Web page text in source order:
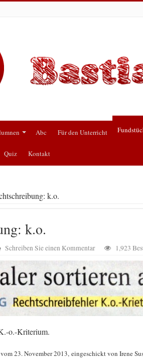
Abc Für den Unterricht
Quiz Kontakt
k.o.
k.o.
Schreiben Sie einen Kommentar 1,923
o.-Kriterium.
23. November 2013, eingeschickt von Irene